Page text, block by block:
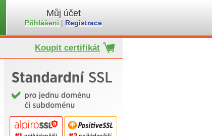
Můj účet
Přihlášení| Registrace
Koupit certifikát